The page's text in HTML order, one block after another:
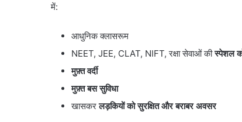
में:
आधुनिक क्लासरूम
NEET, JEE, CLAT, NIFT, रक्षा सेवाओं कीस्पेशल
मुफ़्त वर्दी
मुफ़्त बस सुविधा
खासकरलड़कियों को सुरक्षित और बराबर अवसर